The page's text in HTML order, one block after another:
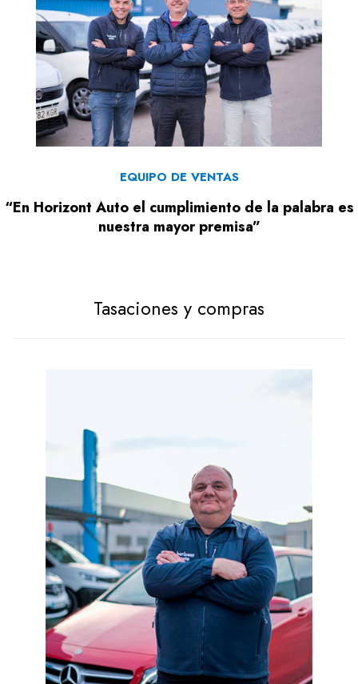
EQUIPO DE VENTAS
“En Horizont Auto el cumplimiento de la palabra es
nuestra mayor premisa”
Tasaciones y compras